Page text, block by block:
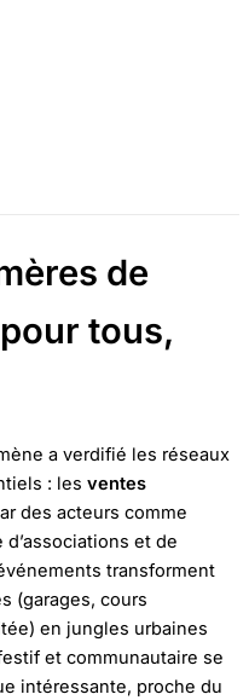
de
tous,
a verdifié les réseaux
: les ventes
des acteurs comme
et de
transforment
(garages, cours
en jungles urbaines
et communautaire se
intéressante, proche du